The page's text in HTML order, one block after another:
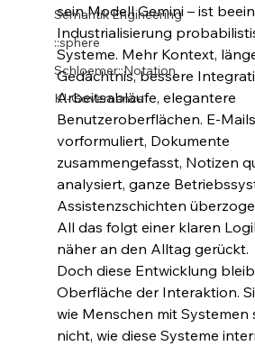
Semantik Engineering
::sphere
Schloemer::Notation
KI-Governance
sein Modell Gemini – ist
Industrialisierung
Systeme. Mehr Kontext,
Gedächtnis, bessere
Arbeitsabläufe, elegantere
Benutzeroberflächen. E-
vorformuliert, Dokumente
zusammengefasst, Notizen
analysiert, ganze
Assistenzschichten
All das folgt einer klaren
näher an den Alltag gerückt.
Doch diese Entwicklung
Oberfläche der Interaktion.
wie Menschen mit Systemen
nicht, wie diese Systeme